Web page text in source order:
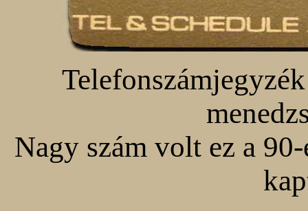
Nagy szám volt ez a